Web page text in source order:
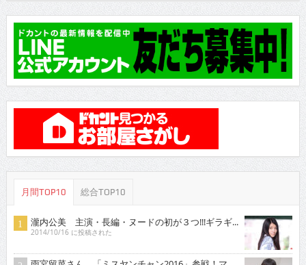
月間TOP10 総合TOP10
瀧内公美 主演・長編・ヌードの初が３つ!!!ギラギ...
2014/10/16 に投稿された